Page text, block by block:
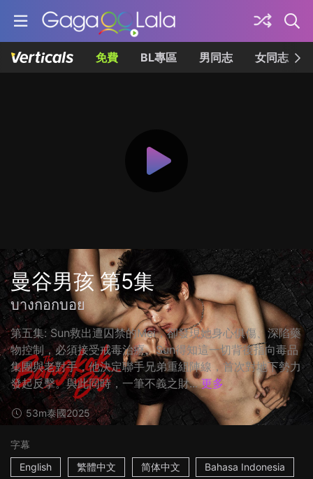
免費 BL專區 男同志 女同志
曼谷男孩 第5集
บางกอกบอย
第五集: Sun救出遭囚禁的Mei，卻發現她身心俱傷、深陷藥
物控制，必須接受戒毒治療。Sun得知這一切背後指向毒品
集團與老對手，他決定聯手兄弟重組陣線，首次對地下勢力
發起反擊。與此同時，一筆不義之財... 更多
53m泰國2025
字幕
English
繁體中文 简体中文 Bahasa Indonesia